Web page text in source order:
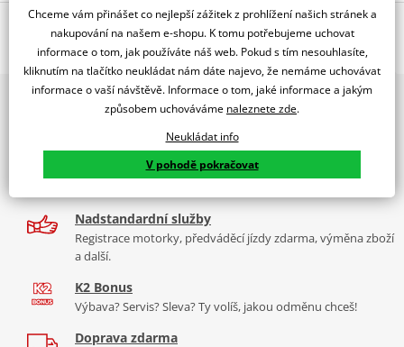
Jsme autorizovaný
dealer značky PUIG
LICENSE SUP. SUZUKI VSTROM 650 12-16/650XT 15-16
Tabulka velikostí
Co když mi to nebude
Mounting tips
PDF Homologation
PUIG byl založen v roce 1964 ve Španělsku. Vyrábí se ve městě
Granollers poblíž Barcelony na ploše 8 000 m² v objektu, který se
let se účastní nejslavnějších závodů motocyklů po celém světě. V
naší nabídce naleznete doplňky a příslušenství například: plexi,
Zobrazit všechny produktyznačky PUIG
2x multibrand showroom
9 značek motocyklů, servis, oblečení, doplňky i náhradní
díly, to vše v Praze a Liberci
Více než 30 let zkušeností
Nadstandardní služby
Registrace motorky, předváděcí jízdy zdarma, výměna zboží
a další.
K2 Bonus
Výbava? Servis? Sleva? Ty volíš, jakou odměnu chceš!
Doprava zdarma
Chceme vám přinášet co nejlepší zážitek z prohlížení našich stránek a
nakupování na našem e-shopu. K tomu potřebujeme uchovat
informace o tom, jak používáte náš web. Pokud s tím nesouhlasíte,
kliknutím na tlačítko neukládat nám dáte najevo, že nemáme uchovávat
informace o vaší návštěvě. Informace o tom, jaké informace a jakým
způsobem uchováváme naleznete zde.
Neukládat info
V pohodě pokračovat